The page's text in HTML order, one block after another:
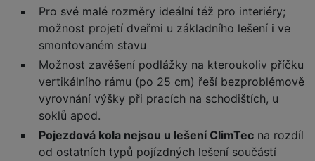
Pro své malé rozměry ideální též pro interiéry;
možnost projetí dveřmi u základního lešení i ve
smontovaném stavu
Možnost zavěšení podlážky na kteroukoliv příčku
vertikálního rámu (po 25 cm) řeší bezproblémově
vyrovnání výšky při pracích na schodištích, u
soklů apod.
Pojezdová kola nejsou u lešení ClimTec na rozdíl
od ostatních typů pojízdných lešení součástí